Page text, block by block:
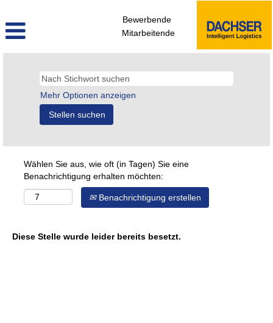
Bewerbende
Mitarbeitende
Mehr Optionen anzeigen
Wählen Sie aus, wie oft (in Tagen) Sie eine
Benachrichtigung erhalten möchten:
Benachrichtigung erstellen
Diese Stelle wurde leider bereits besetzt.